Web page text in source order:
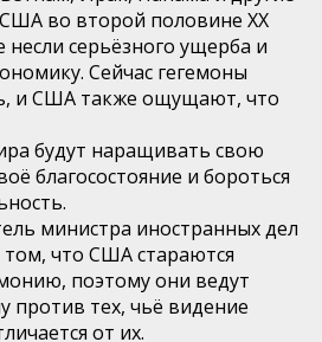
во второй половине XX
серьёзного ущерба и
Сейчас гегемоны
и США также ощущают, что
будут наращивать свою
благосостояние и бороться
министра иностранных дел
том, что США стараются
поэтому они ведут
против тех, чьё видение
от их.